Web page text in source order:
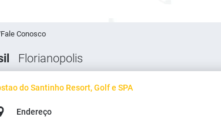
Fale Conosco
Florianopolis
do Santinho Resort, Golf e SPA
Endereço